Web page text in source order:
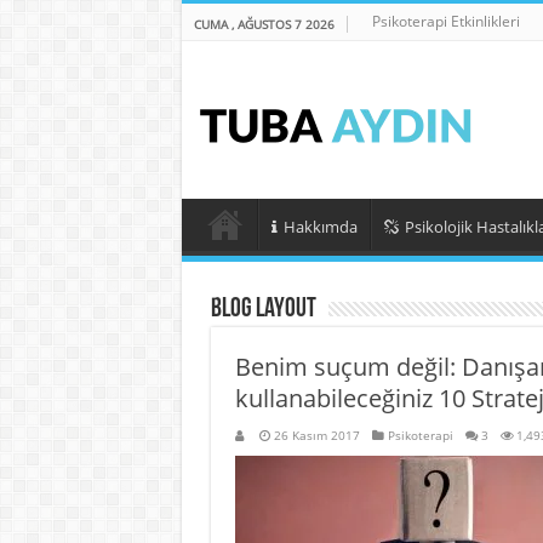
CUMA , AĞUSTOS 7 2026 Psikoterapi Etkinlikleri
Hakkımda Psikolojik
Blog Layout
Benim suçum değil:
kullanabileceğiniz 10
26 Kasım 2017 Psikoterapi 3